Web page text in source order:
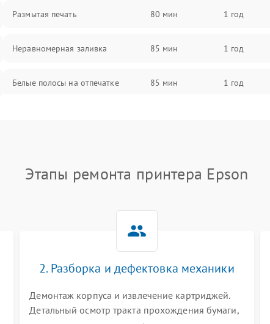
Размытая печать 80 мин 1 год
Неравномерная заливка 85 мин 1 год
Белые полосы на отпечатке 85 мин 1 год
Этапы ремонта принтера Epson
2. Разборка и дефектовка механики
Демонтаж корпуса и извлечение картриджей.
Детальный осмотр тракта прохождения бумаги,